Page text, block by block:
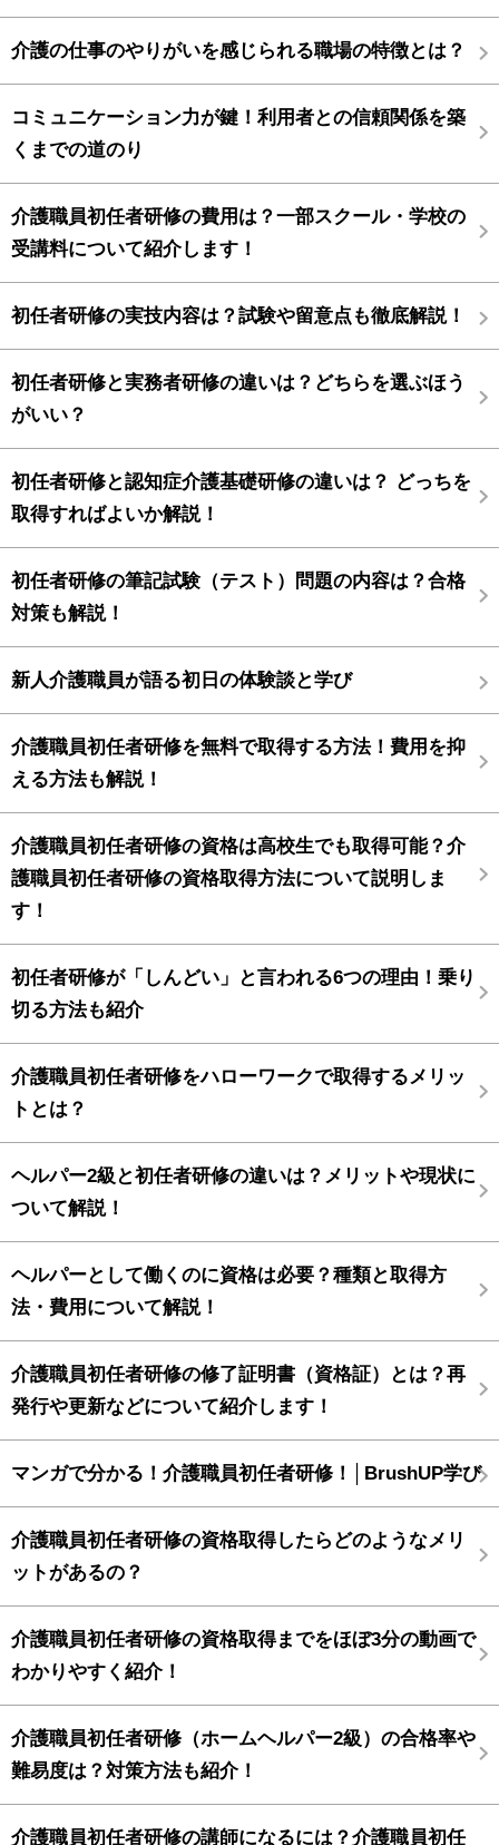
介護の仕事のやりがいを感じられる職場の特徴とは？
コミュニケーション力が鍵！利用者との信頼関係を築
くまでの道のり
介護職員初任者研修の費用は？一部スクール・学校の
受講料について紹介します！
初任者研修の実技内容は？試験や留意点も徹底解説！
初任者研修と実務者研修の違いは？どちらを選ぶほう
がいい？
初任者研修と認知症介護基礎研修の違いは？ どっちを
取得すればよいか解説！
初任者研修の筆記試験（テスト）問題の内容は？合格
対策も解説！
新人介護職員が語る初日の体験談と学び
介護職員初任者研修を無料で取得する方法！費用を抑
える方法も解説！
介護職員初任者研修の資格は高校生でも取得可能？介
護職員初任者研修の資格取得方法について説明しま
す！
初任者研修が「しんどい」と言われる6つの理由！乗り
切る方法も紹介
介護職員初任者研修をハローワークで取得するメリッ
トとは？
ヘルパー2級と初任者研修の違いは？メリットや現状に
ついて解説！
ヘルパーとして働くのに資格は必要？種類と取得方
法・費用について解説！
介護職員初任者研修の修了証明書（資格証）とは？再
発行や更新などについて紹介します！
マンガで分かる！介護職員初任者研修！│BrushUP学び
介護職員初任者研修の資格取得したらどのようなメリ
ットがあるの？
介護職員初任者研修の資格取得までをほぼ3分の動画で
わかりやすく紹介！
介護職員初任者研修（ホームヘルパー2級）の合格率や
難易度は？対策方法も紹介！
介護職員初任者研修の講師になるには？介護職員初任